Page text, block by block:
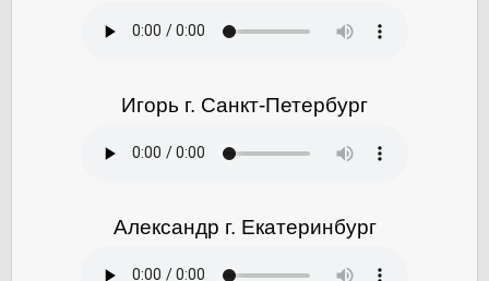
Игорь г. Санкт-Петербург
Александр г. Екатеринбург